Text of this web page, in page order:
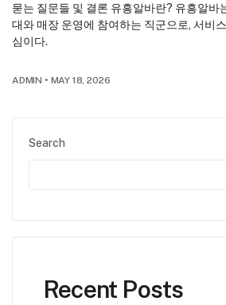
Search
Recent Posts
묻는 질문들 및 결론 유흥알바란? 유흥알바
대와 매장 운영에 참여하는 직군으로, 서비
심이다.
ADMIN • MAY 18, 2026